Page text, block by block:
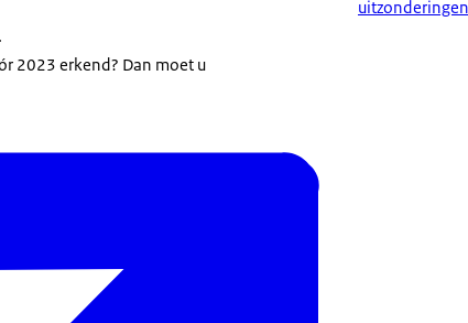
.
2023 erkend? Dan moet u